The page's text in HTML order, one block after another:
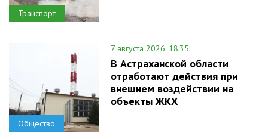
Транспорт
Общество
7 августа 2026, 18:35
В Астраханской области
отработают действия при
внешнем воздействии на
объекты ЖКХ